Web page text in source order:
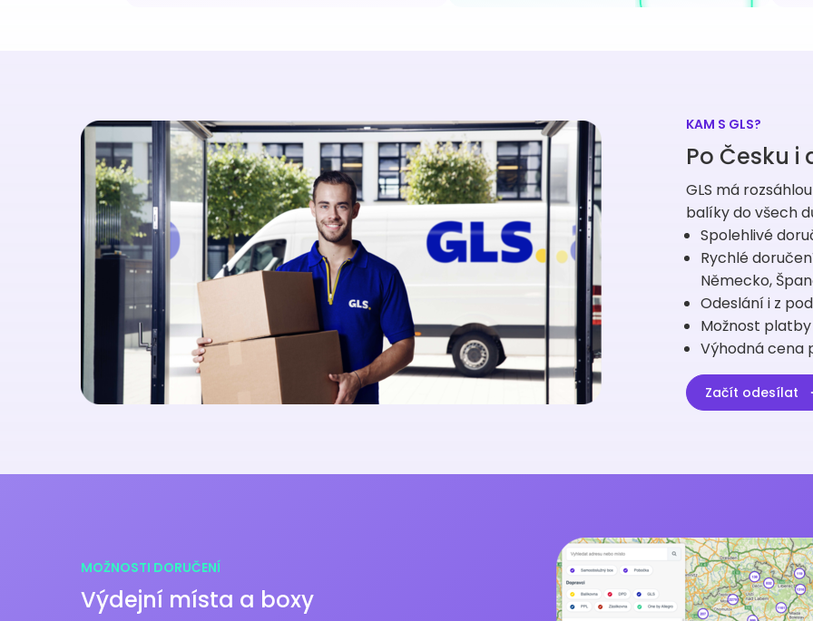
KAM S GLS?
Po Česku i
GLS má
balíky do všech
Spolehlivé
Rychlé
Německo,
Odeslání i z
Možnost platby
Výhodná cena
Začít odesílat
MOŽNOSTI DORUČENÍ
Výdejní místa a boxy